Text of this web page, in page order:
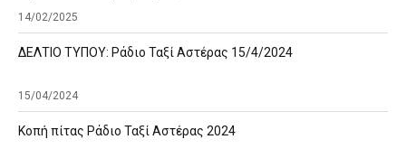
14/02/2025
ΔΕΛΤΙΟ ΤΥΠΟΥ: Ράδιο Ταξί Αστέρας 15/4/2024
15/04/2024
Κοπή πίτας Ράδιο Ταξί Αστέρας 2024